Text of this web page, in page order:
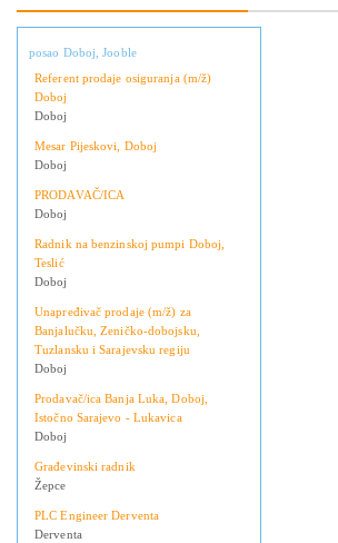
posao Doboj, Jooble
Referent prodaje osiguranja (m/ž)
Doboj
Doboj
Mesar Pijeskovi, Doboj
Doboj
PRODAVAČ/ICA
Doboj
Radnik na benzinskoj pumpi Doboj,
Teslić
Doboj
Unapređivač prodaje (m/ž) za
Banjalučku, Zeničko-dobojsku,
Tuzlansku i Sarajevsku regiju
Doboj
Prodavač/ica Banja Luka, Doboj,
Istočno Sarajevo - Lukavica
Doboj
Građevinski radnik
Žepce
PLC Engineer Derventa
Derventa